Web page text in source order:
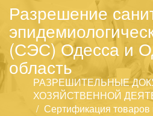
Разрешение
(СЭС) Одесса и
область
РАЗРЕШИТЕЛЬНЫЕ
ХОЗЯЙСТВЕННОЙ
Сертификация товаров